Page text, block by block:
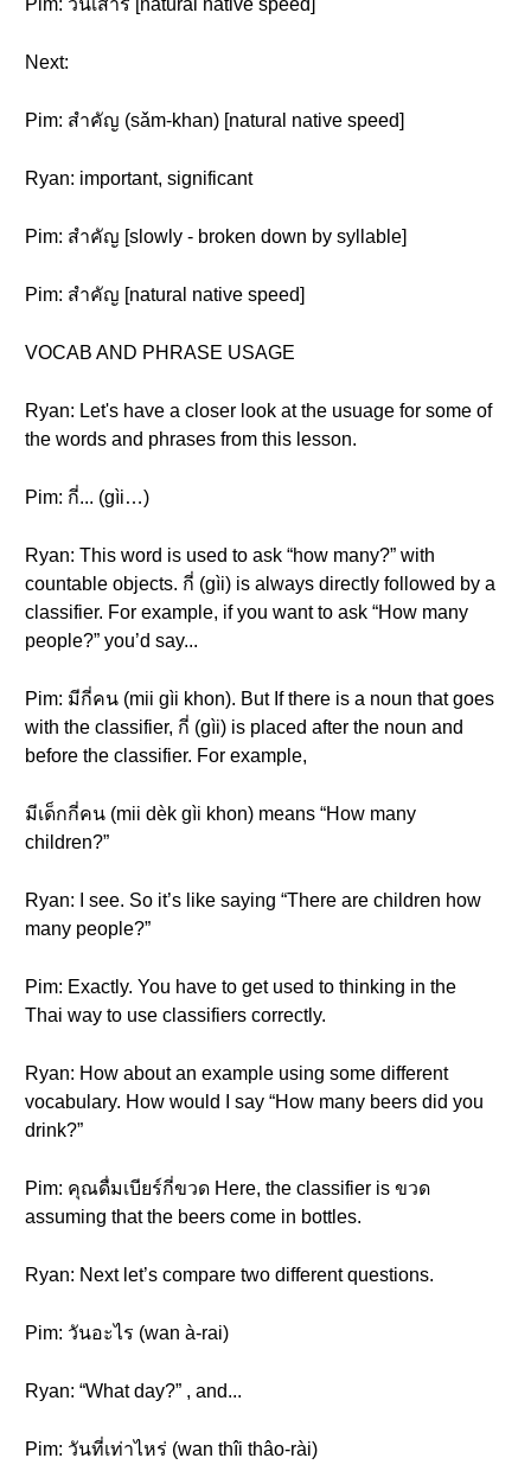
Pim: วันเสาร์ [natural native speed]
Next:
Pim: สำคัญ (sǎm-khan) [natural native speed]
Ryan: important, significant
Pim: สำคัญ [slowly - broken down by syllable]
Pim: สำคัญ [natural native speed]
VOCAB AND PHRASE USAGE
Ryan: Let's have a closer look at the usuage for some of
the words and phrases from this lesson.
Pim: กี่... (gìi…)
Ryan: This word is used to ask “how many?” with
countable objects. กี่ (gìi) is always directly followed by a
classifier. For example, if you want to ask “How many
people?” you’d say...
Pim: มีกี่คน (mii gìi khon). But If there is a noun that goes
with the classifier, กี่ (gìi) is placed after the noun and
before the classifier. For example,
มีเด็กกี่คน (mii dèk gìi khon) means “How many
children?”
Ryan: I see. So it’s like saying “There are children how
many people?”
Pim: Exactly. You have to get used to thinking in the
Thai way to use classifiers correctly.
Ryan: How about an example using some different
vocabulary. How would I say “How many beers did you
drink?”
Pim: คุณดื่มเบียร์กี่ขวด Here, the classifier is ขวด
assuming that the beers come in bottles.
Ryan: Next let’s compare two different questions.
Pim: วันอะไร (wan à-rai)
Ryan: “What day?” , and...
Pim: วันที่เท่าไหร่ (wan thîi thâo-rài)